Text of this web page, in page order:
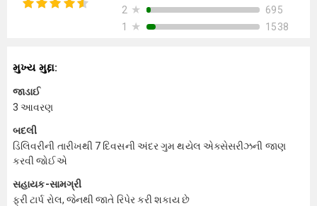
2 ★
695
1
★ 1538
મુખ્ય મુદ્દા:
જાડાઈ
3 આવરણ
બદલી
ડિલિવરીની તારીખથી 7 દિવસની અંદર ગુમ થયેલ એક્સેસરીઝની જાણ
કરવી જોઈએ
સહાયક-સામગ્રી
ફ્રી ટાર્પ રોલ, જેનથી જાતે રિપેર કરી શકાય છે